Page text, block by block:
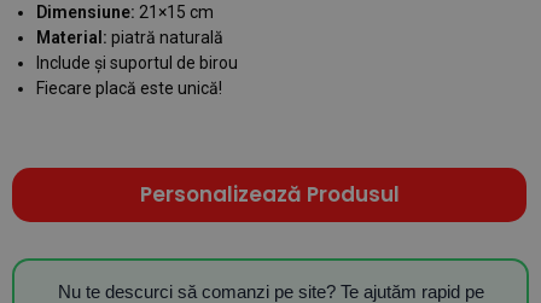
Dimensiune: 21×15 cm
Material: piatră naturală
Include și suportul de birou
Fiecare placă este unică!
Personalizează Produsul
Nu te descurci să comanzi pe site? Te ajutăm rapid pe